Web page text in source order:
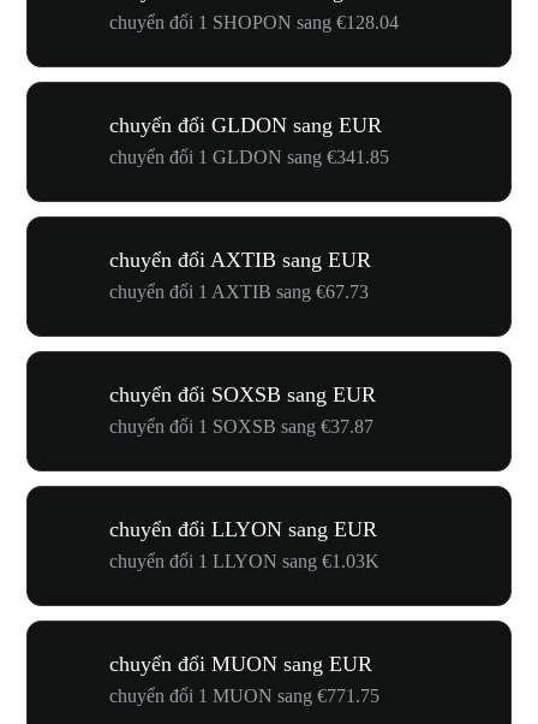
chuyển đổi 1 SHOPON sang €128.04
chuyển đổi GLDON sang EUR
chuyển đổi 1 GLDON sang €341.85
chuyển đổi AXTIB sang EUR
chuyển đổi 1 AXTIB sang €67.73
chuyển đổi SOXSB sang EUR
chuyển đổi 1 SOXSB sang €37.87
chuyển đổi LLYON sang EUR
chuyển đổi 1 LLYON sang €1.03K
chuyển đổi MUON sang EUR
chuyển đổi 1 MUON sang €771.75